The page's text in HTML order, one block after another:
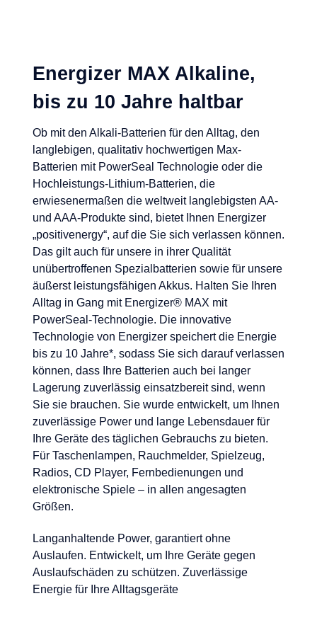
Energizer MAX Alkaline,
bis zu 10 Jahre haltbar
Ob mit den Alkali-Batterien für den Alltag, den
langlebigen, qualitativ hochwertigen Max-
Batterien mit PowerSeal Technologie oder die
Hochleistungs-Lithium-Batterien, die
erwiesenermaßen die weltweit langlebigsten AA-
und AAA-Produkte sind, bietet Ihnen Energizer
„positivenergy“, auf die Sie sich verlassen können.
Das gilt auch für unsere in ihrer Qualität
unübertroffenen Spezialbatterien sowie für unsere
äußerst leistungsfähigen Akkus. Halten Sie Ihren
Alltag in Gang mit Energizer® MAX mit
PowerSeal-Technologie. Die innovative
Technologie von Energizer speichert die Energie
bis zu 10 Jahre*, sodass Sie sich darauf verlassen
können, dass Ihre Batterien auch bei langer
Lagerung zuverlässig einsatzbereit sind, wenn
Sie sie brauchen. Sie wurde entwickelt, um Ihnen
zuverlässige Power und lange Lebensdauer für
Ihre Geräte des täglichen Gebrauchs zu bieten.
Für Taschenlampen, Rauchmelder, Spielzeug,
Radios, CD Player, Fernbedienungen und
elektronische Spiele – in allen angesagten
Größen.
Langanhaltende Power, garantiert ohne
Auslaufen. Entwickelt, um Ihre Geräte gegen
Auslaufschäden zu schützen. Zuverlässige
Energie für Ihre Alltagsgeräte